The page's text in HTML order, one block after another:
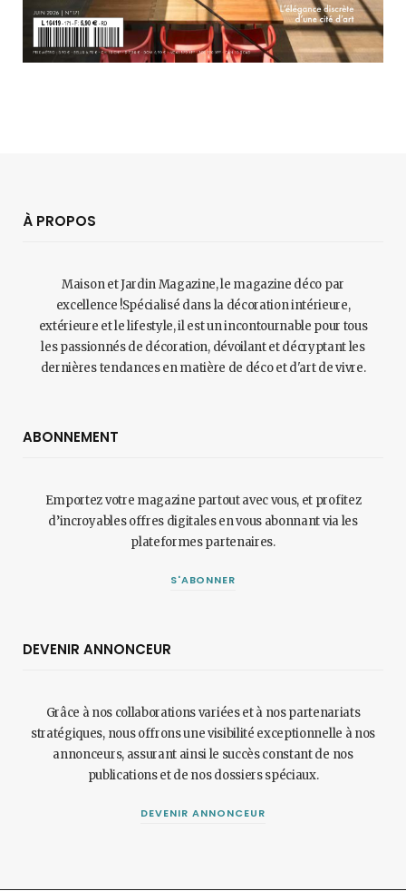
À PROPOS
Maison et Jardin Magazine, le magazine déco par
excellence !Spécialisé dans la décoration intérieure,
extérieure et le lifestyle, il est un incontournable pour tous
les passionnés de décoration, dévoilant et décryptant les
dernières tendances en matière de déco et d'art de vivre.
ABONNEMENT
Emportez votre magazine partout avec vous, et profitez
d’incroyables offres digitales en vous abonnant via les
plateformes partenaires.
S'ABONNER
DEVENIR ANNONCEUR
Grâce à nos collaborations variées et à nos partenariats
stratégiques, nous offrons une visibilité exceptionnelle à nos
annonceurs, assurant ainsi le succès constant de nos
publications et de nos dossiers spéciaux.
DEVENIR ANNONCEUR